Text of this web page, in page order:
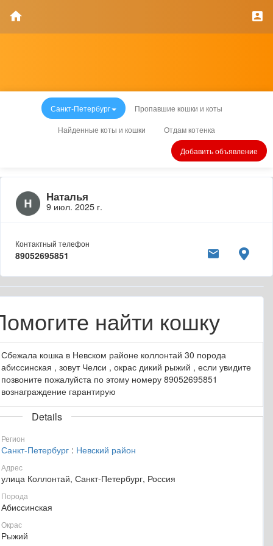
Санкт-Петербург Пропавшие кошки и коты
Найденные коты и кошки Отдам котенка
Добавить объявление
Наталья
9 июл. 2025 г.
Контактный телефон
89052695851
найти кошку
Сбежала кошка в Невском районе коллонтай 30 порода
абиссинская , зовут Челси , окрас дикий рыжий , если увидите
позвоните пожалуйста по этому номеру 89052695851
вознаграждение гарантирую
Details
Регион
Санкт-Петербург : Невский район
Адрес
улица Коллонтай, Санкт-Петербург, Россия
Порода
Абиссинская
Окрас
Рыжий